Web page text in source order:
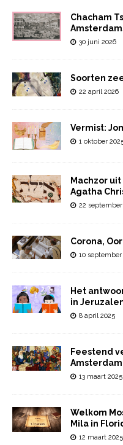
Chacham
30 juni 2026
Soorten
22 april 2026
Vermist:
1 oktober
Machzor
Agatha
22 september
Corona,
10 september
Het
in
8 april 2025
Feestend
13 maart 2025
Welkom
Mila in
12 maart 2025